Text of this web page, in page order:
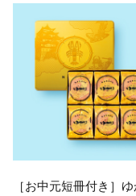
［お中元短冊付き］ゆ